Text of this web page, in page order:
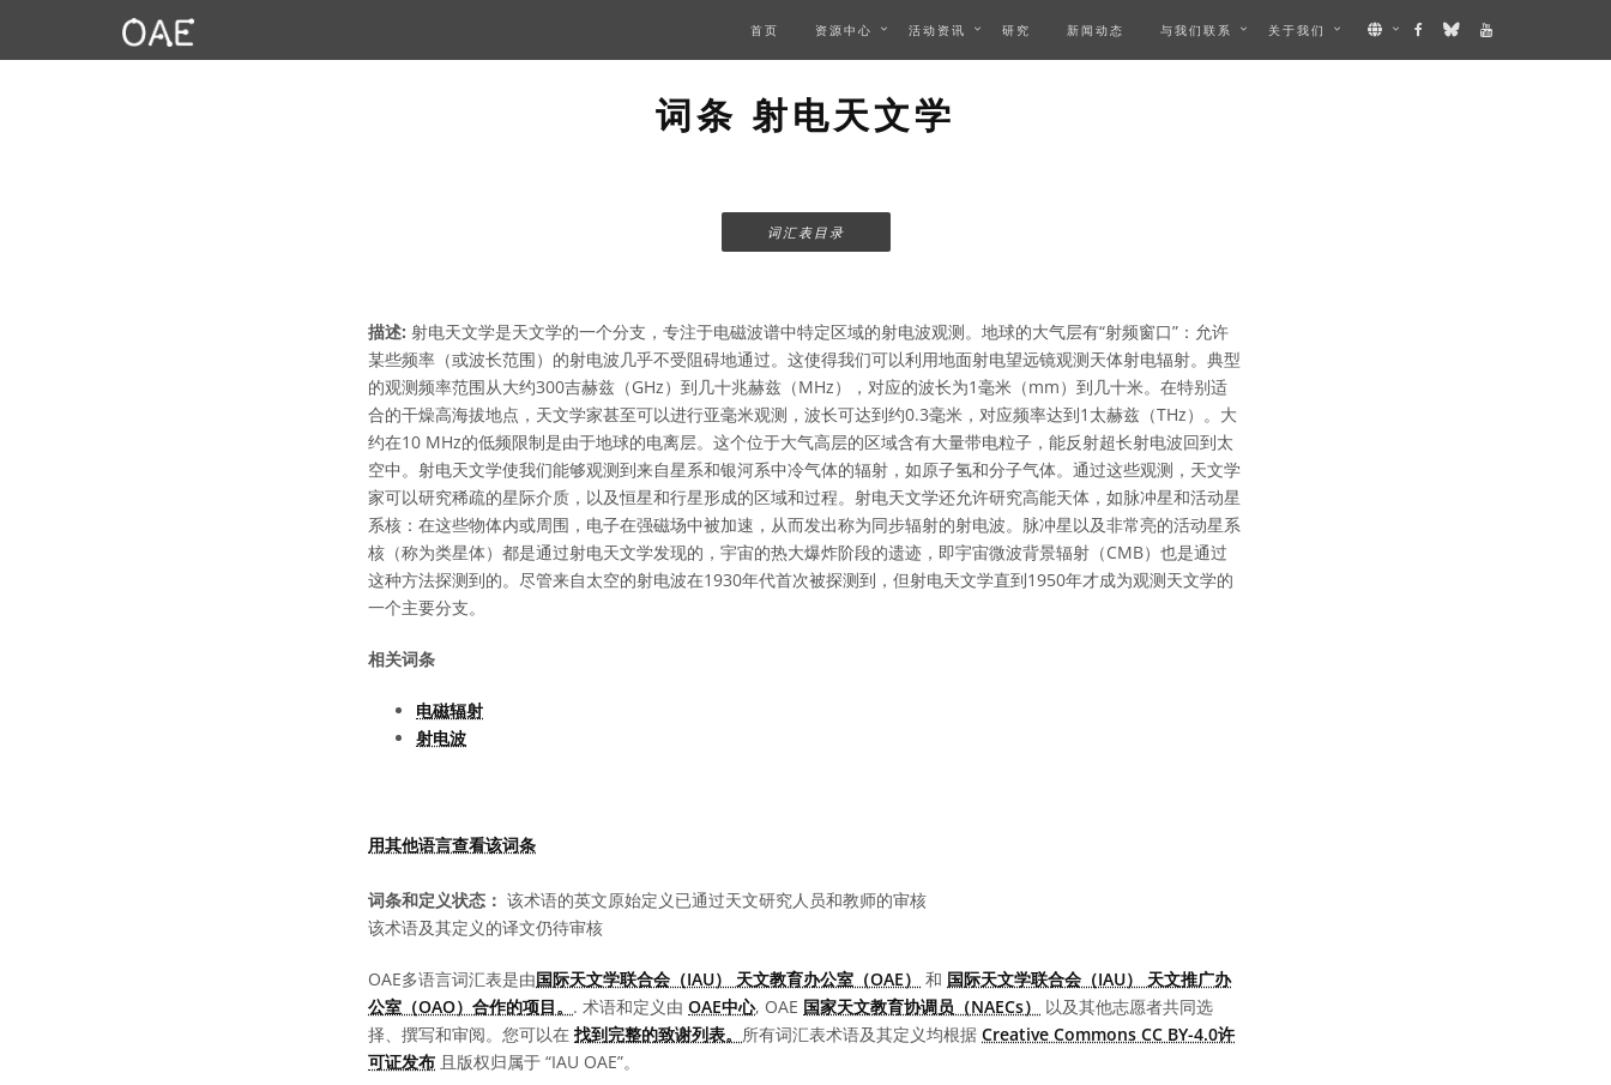
首页 资源中心 活动资讯 研究 新闻动态 与我们联系 关于我们
词条 射电天文学
词汇表目录
描述: 射电天文学是天文学的一个分支，专注于电磁波谱中特定区域的射电波观测。地球的大气层有“射频窗口”：允许
某些频率（或波长范围）的射电波几乎不受阻碍地通过。这使得我们可以利用地面射电望远镜观测天体射电辐射。典型
的观测频率范围从大约300吉赫兹（GHz）到几十兆赫兹（MHz），对应的波长为1毫米（mm）到几十米。在特别适
合的干燥高海拔地点，天文学家甚至可以进行亚毫米观测，波长可达到约0.3毫米，对应频率达到1太赫兹（THz）。大
约在10 MHz的低频限制是由于地球的电离层。这个位于大气高层的区域含有大量带电粒子，能反射超长射电波回到太
空中。射电天文学使我们能够观测到来自星系和银河系中冷气体的辐射，如原子氢和分子气体。通过这些观测，天文学
家可以研究稀疏的星际介质，以及恒星和行星形成的区域和过程。射电天文学还允许研究高能天体，如脉冲星和活动星
系核：在这些物体内或周围，电子在强磁场中被加速，从而发出称为同步辐射的射电波。脉冲星以及非常亮的活动星系
核（称为类星体）都是通过射电天文学发现的，宇宙的热大爆炸阶段的遗迹，即宇宙微波背景辐射（CMB）也是通过
这种方法探测到的。尽管来自太空的射电波在1930年代首次被探测到，但射电天文学直到1950年才成为观测天文学的
一个主要分支。
相关词条
电磁辐射
射电波
用其他语言查看该词条
词条和定义状态： 该术语的英文原始定义已通过天文研究人员和教师的审核
该术语及其定义的译文仍待审核
OAE多语言词汇表是由国际天文学联合会（IAU） 天文教育办公室（OAE） 和 国际天文学联合会（IAU） 天文推广办
公室（OAO）合作的项目。 . 术语和定义由 OAE中心, OAE 国家天文教育协调员（NAECs）
以及其他志愿者共同选
择、撰写和审阅。您可以在 找到完整的致谢列表。 所有词汇表术语及其定义均根据 Creative Commons CC BY-4.0许
可证发布 且版权归属于 “IAU OAE”。